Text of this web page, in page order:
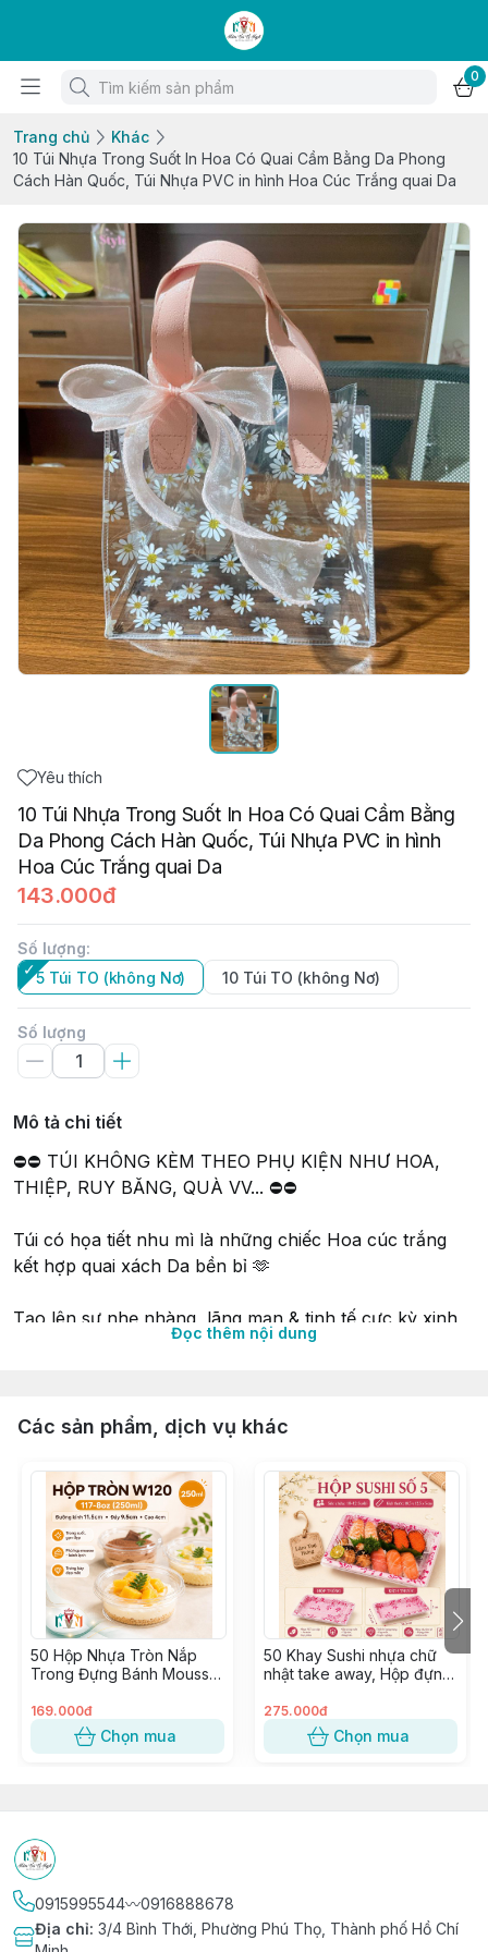
0
Trang chủ
Khác
10 Túi Nhựa Trong Suốt In Hoa Có Quai Cầm Bằng Da Phong
Cách Hàn Quốc, Túi Nhựa PVC in hình Hoa Cúc Trắng quai Da
Yêu thích
10 Túi Nhựa Trong Suốt In Hoa Có Quai Cầm Bằng
Da Phong Cách Hàn Quốc, Túi Nhựa PVC in hình
Hoa Cúc Trắng quai Da
143.000đ
Số lượng:
5 Túi TO (không Nơ)
10 Túi TO (không Nơ)
Số lượng
Mô tả chi tiết
⛔⛔ TÚI KHÔNG KÈM THEO PHỤ KIỆN NHƯ HOA,
THIỆP, RUY BĂNG, QUÀ VV... ⛔⛔
Túi có họa tiết nhu mì là những chiếc Hoa cúc trắng
kết hợp quai xách Da bền bỉ 🫶
Tạo lên sự nhẹ nhàng, lãng mạn & tinh tế cực kỳ xinh
túi xách tay thời trang, 🎁 Quà tặng, dùng khi 👒 Du lịch
-----------------------------------------------------
🌷 SIZE NHỎ: Ngang 18cm, cao 20cm, mở hông 10cm
🌷 SIZE TO: Ngang 25cm, cao 23cm, mở hông 13.5cm
∵∵∵∵∵∵∵∵∵∵∵∵∵∵∵∵∵∵∵∵∵∵∵∵∵∵∵∵∵∵∵∵∵∵
🔰 Shop 𝐍𝐈𝐄̂̀𝐌 𝐕𝐔𝐈 𝐕𝐈̣ 𝐍𝐆𝐎̣𝐓 𝑠𝑖𝑛𝑐𝑒 2015
🔰 Tư vấn & phục vụ tận tình chu đáo
🔰 Có Cửa hàng & Kho hàng cung ứng liền mạch
Nhà Máy lớn uy tín
Đọc thêm nội dung
Các sản phẩm, dịch vụ khác
50 Hộp Nhựa Tròn Nắp
Trong Đựng Bánh Mousse,
Xoài ~ W120, 8117, 117-8
169.000đ
Chọn mua
50 Khay Sushi nhựa chữ
nhật take away, Hộp đựng
SỐ 5
275.000đ
Chọn mua
0915995544〰️0916888678
Địa chỉ: 3/4 Bình Thới, Phường Phú Thọ, Thành phố Hồ Chí